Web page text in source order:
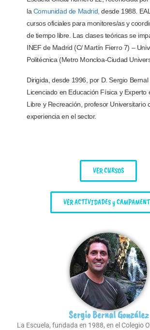
laComunidad de Madrid, desde 1988.
cursos oficiales para monitores/as y
de tiempo libre. Las clases teóricas se
INEF de Madrid (C/ Martín Fierro 7) –
Politécnica (Metro Moncloa-Ciudad
Dirigida, desde 1996, por D. Sergio
Licenciado en Educación Física y Experto
Libre y Recreación, profesor Universitario
experiencia en el sector.
VER CURSOS
VER ACTIVIDADES y
Sergio Bernal González
La Escuela, fundada en 1988, en el Colegio